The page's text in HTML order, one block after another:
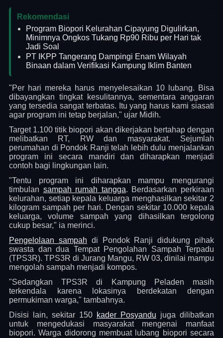
Rekomendasi
Program Biopori Kelurahan Cipayung Digulirkan,
Minimnya Ongkos Tukang Rp90 Ribu per Hari tak
Jadi Soal
PT IKPP Tangerang Dampingi Enam Wilayah
Binaan dalam Verifikasi Kampung Iklim Banten
"Per hari mereka harus menyelesaikan 10 lubang. Bisa
dibayangkan tingkat kesulitannya, sementara anggaran
yang tersedia sangat terbatas. Itu yang harus kami siasati
agar program ini tetap berjalan," ujar Midih.
Target 1.100 titik biopori akan dikerjakan bertahap dengan
melibatkan RT, RW dan masyarakat. Sejumlah
perumahan di Pondok Ranji telah lebih dulu menjalankan
program ini secara mandiri dan diharapkan menjadi
contoh bagi lingkungan lain.
"Tentu program ini diharapkan mampu mengurangi
timbulan sampah rumah tangga. Berdasarkan perkiraan
kelurahan, setiap kepala keluarga menghasilkan sekitar 2
kilogram sampah per hari. Dengan sekitar 10.000 kepala
keluarga, volume sampah yang dihasilkan tergolong
cukup besar," ia merinci.
Pengelolaan sampah di Pondok Ranji didukung pihak
swasta dan dua Tempat Pengolahan Sampah Terpadu
(TPS3R). TPS3R di Jurang Mangu, RW 03, dinilai mampu
mengolah sampah menjadi kompos.
"Sedangkan TPS3R di Kampung Peladen masih
terkendala karena lokasinya berdekatan dengan
permukiman warga," tambahnya.
Disisi lain, sekitar 150 kader Posyandu juga dilibatkan
untuk mengedukasi masyarakat mengenai manfaat
biopori. Warga didorong membuat lubang biopori secara